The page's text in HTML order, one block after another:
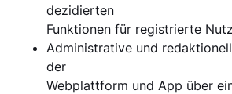
dezidierten
Funktionen für registrierte
Administrative und
der
Webplattform und App über